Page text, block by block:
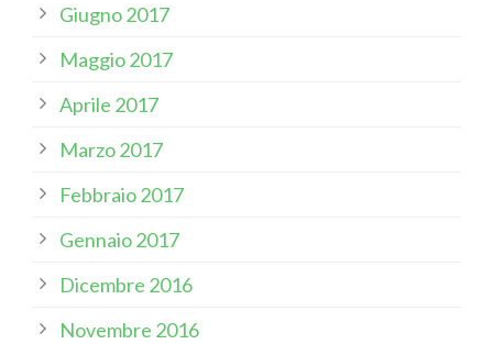
Giugno 2017
Maggio 2017
Aprile 2017
Marzo 2017
Febbraio 2017
Gennaio 2017
Dicembre 2016
Novembre 2016